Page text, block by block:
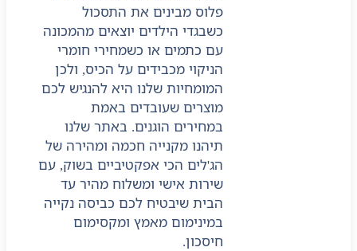
פלוס מבינים את התסכול
כשבגדי הילדים יוצאים מהמכונה
עם כתמים או כשמחירי חומרי
הניקוי מכבידים על הכיס, ולכן
המומחיות שלנו היא להנגיש לכם
מוצרים שעובדים באמת
במחירים הוגנים. באתר שלנו
תיהנו מקנייה חכמה ומהירה של
הג'לים הכי אפקטיביים בשוק, עם
שירות אישי ומשלוח מהיר עד
הבית שיבטיח לכם כביסה נקייה
במינימום מאמץ ומקסימום
חיסכון.